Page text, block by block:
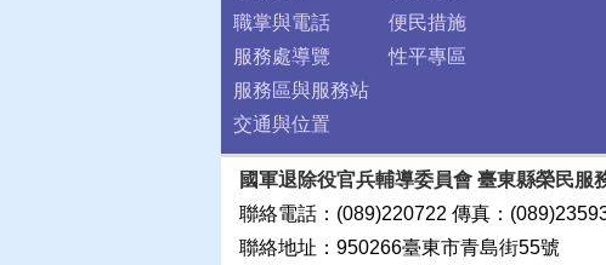
職掌與電話
服務處導覽
服務區與服務站
交通與位置
便民措施
性平專區
國軍退除役官兵輔導委員會 臺東縣榮民服
聯絡電話：(089)220722 傳真：
聯絡地址：950266臺東市青島街55號